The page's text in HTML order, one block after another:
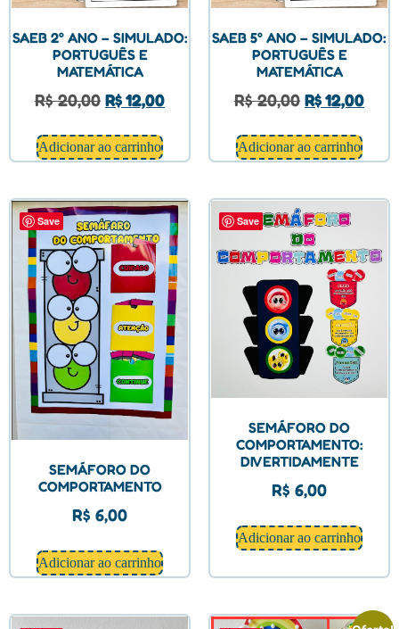
SAEB 2° ANO – SIMULADO:
PORTUGUÊS E
MATEMÁTICA
R$20,00 R$12,00
Adicionar ao carrinho
SAEB 5° ANO – SIMULADO:
PORTUGUÊS E
MATEMÁTICA
R$20,00 R$12,00
Adicionar ao carrinho
Save
SEMÁFORO DO
COMPORTAMENTO
R$ 6,00
Adicionar ao carrinho
Save
SEMÁFORO DO
COMPORTAMENTO:
DIVERTIDAMENTE
R$ 6,00
Adicionar ao carrinho